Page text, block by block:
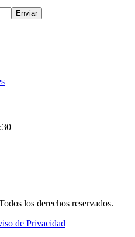
Enviar
los derechos reservados.
de Privacidad